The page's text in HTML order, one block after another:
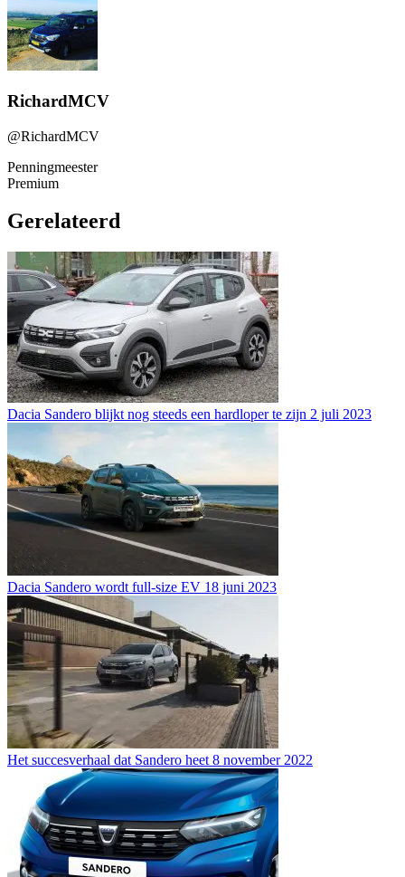
RichardMCV
@RichardMCV
Penningmeester
Premium
Gerelateerd
Dacia Sandero blijkt nog steeds een hardloper te zijn 2 juli 2023
Dacia Sandero wordt full-size EV 18 juni 2023
Het succesverhaal dat Sandero heet 8 november 2022